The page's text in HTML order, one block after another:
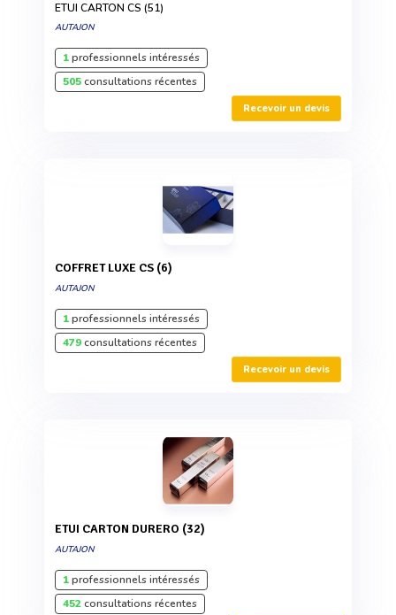
ETUI CARTON CS (51)
AUTAJON
1professionnels intéressés
505consultations récentes
Recevoir un devis
COFFRET LUXE CS (6)
AUTAJON
1professionnels intéressés
479consultations récentes
Recevoir un devis
ETUI CARTON DURERO (32)
AUTAJON
1professionnels intéressés
452consultations récentes